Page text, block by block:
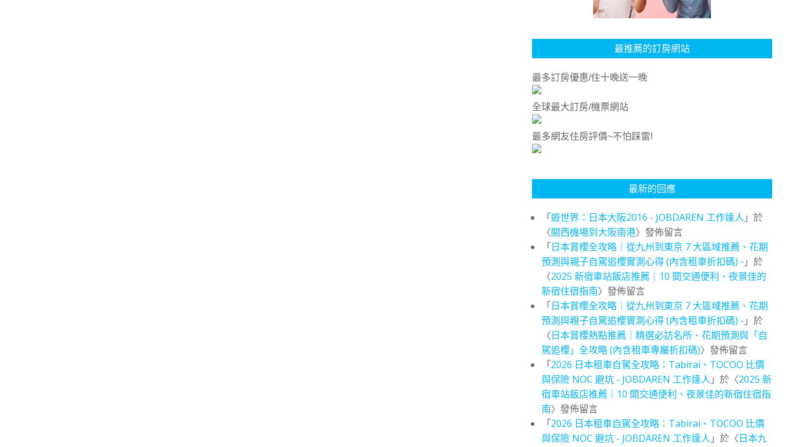
最推薦的訂房網站
最多訂房優惠/住十晚送一晚
全球最大訂房/機票網站
最多網友住房評價~不怕踩雷!
最新的回應
「遊世界：日本大阪2016 - JOBDAREN 工作達人 」於
〈關西機場到大阪南港〉發佈留言
「日本賞櫻全攻略｜從九州到東京 7 大區域推薦、花期
預測與親子自駕追櫻實測心得 (內含租車折扣碼) - 」於
〈2025 新宿車站飯店推薦｜10 間交通便利、夜景佳的
新宿住宿指南〉發佈留言
「日本賞櫻全攻略｜從九州到東京 7 大區域推薦、花期
預測與親子自駕追櫻實測心得 (內含租車折扣碼) - 」於
〈日本賞櫻熱點推薦｜精選必訪名所、花期預測與「自
駕追櫻」全攻略 (內含租車專屬折扣碼)〉發佈留言
「2026 日本租車自駕全攻略：Tabirai、TOCOO 比價
與保險 NOC 避坑 - JOBDAREN 工作達人 」於〈2025 新
宿車站飯店推薦｜10 間交通便利、夜景佳的新宿住宿指
南〉發佈留言
「2026 日本租車自駕全攻略：Tabirai、TOCOO 比價
與保險 NOC 避坑 - JOBDAREN 工作達人 」於〈日本九